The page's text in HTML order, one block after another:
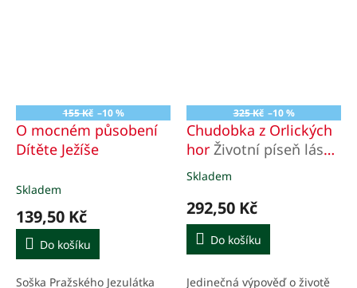
155 Kč –10 %
O mocném působení
Dítěte Ježíše
Skladem
139,50 Kč
Do košíku
Soška Pražského Jezulátka
325 Kč –10 %
Chudobka z Orlických
hor Životní píseň lásky
a oběti stigmatizované
Anny Bohuslavy
Tomanové
Průměrné
produktu
je
5,0
z
hvězdiček.
Skladem
292,50 Kč
Do košíku
Jedinečná výpověď o životě